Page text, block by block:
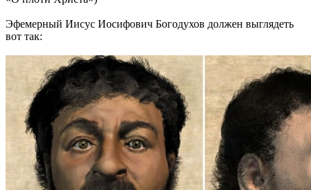
Эфемерный Иисус Иосифович Богодухов должен выглядеть
вот так: